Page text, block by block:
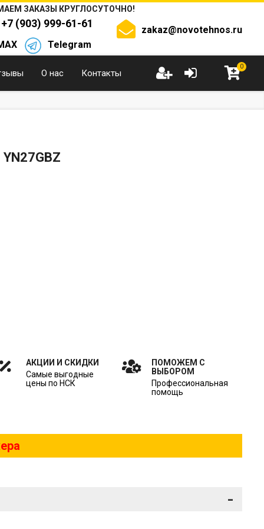
ЗАКАЗЫ КРУГЛОСУТОЧНО!
(903) 999-61-61
Telegram
zakaz@novotehnos.ru
О нас Контакты
0
АКЦИИ И СКИДКИ
Самые выгодные
цены по НСК
ПОМОЖЕМ С
ВЫБОРОМ
Профессиональная
помощь
-